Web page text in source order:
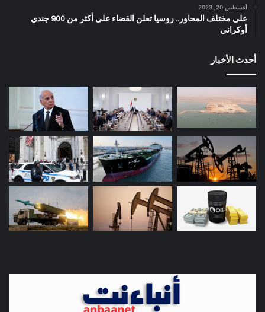
أغسطس 20, 2023
على مختلف المحاور.. روسيا تعلن القضاء على أكثر من 900 جندي
أوكراني
أحدث الأخبار